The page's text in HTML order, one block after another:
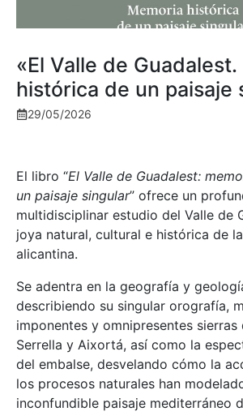
«El Valle de
histórica de un paisaje
29/05/2026
El libro “El Valle de Guadalest:
un paisaje singular” ofrece un
multidisciplinar estudio del Valle de
joya natural, cultural e histórica de
alicantina.
Se adentra en la geografía y
describiendo su singular orografía,
imponentes y omnipresentes sierras
Serrella y Aixortá, así como la
del embalse, desvelando cómo la
los procesos naturales han
inconfundible paisaje mediterráneo